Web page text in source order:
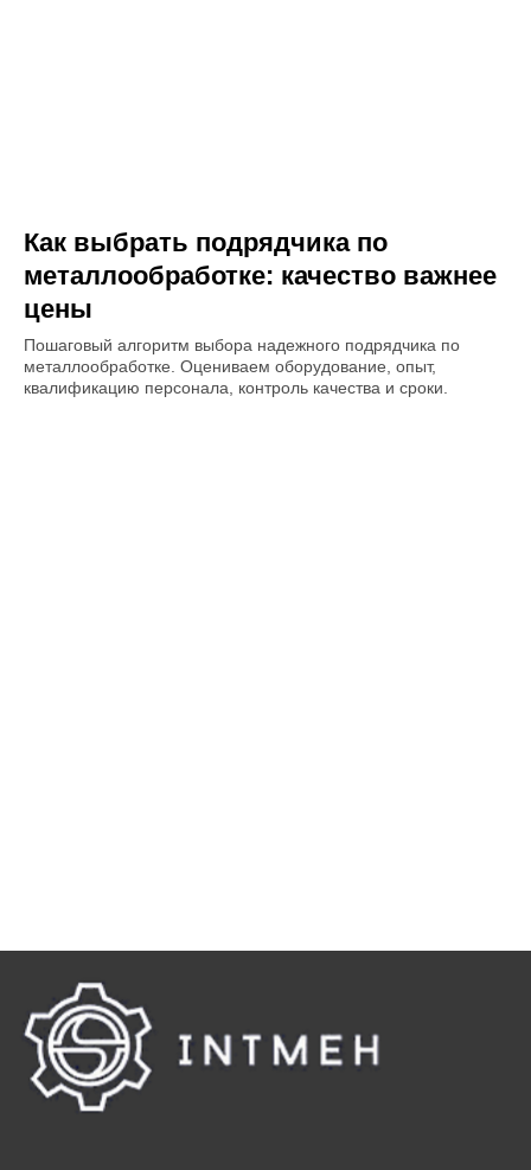
Как выбрать подрядчика по
металлообработке: качество важнее
цены
Пошаговый алгоритм выбора надежного подрядчика по
металлообработке. Оцениваем оборудование, опыт,
квалификацию персонала, контроль качества и сроки.